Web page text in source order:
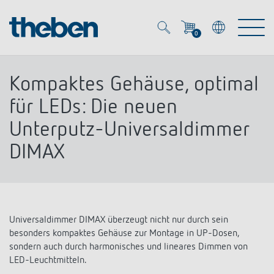
0
Produkte
Energy Manager
DALI
OEM
Ansprechpartner OEM
OEM-Referenzen
Zeit- und Lichtsteuerung
DALI-2 Lichtsteuerung
Downloads
Unternehmen
Kompaktes Gehäuse, optimal
für LEDs: Die neuen
Unterputz-Universaldimmer
DIMAX
Universaldimmer DIMAX überzeugt nicht nur durch sein
besonders kompaktes Gehäuse zur Montage in UP-Dosen,
sondern auch durch harmonisches und lineares Dimmen von
LED-Leuchtmitteln.